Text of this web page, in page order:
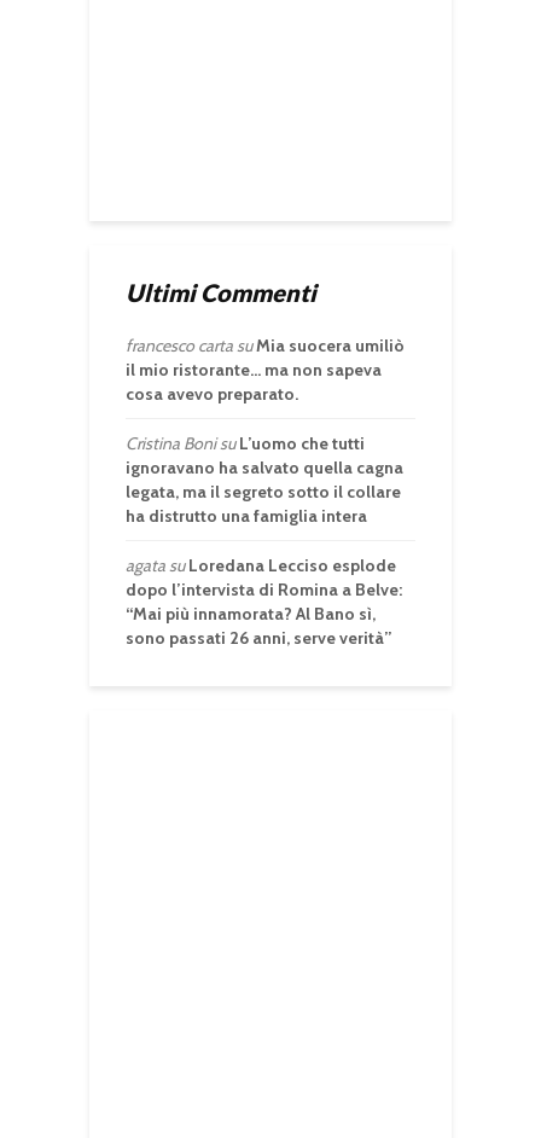
Ultimi Commenti
francesco cartasuMia suocera umiliò
il mio ristorante… ma non sapeva
cosa avevo preparato.
Cristina BonisuL’uomo che tutti
ignoravano ha salvato quella cagna
legata, ma il segreto sotto il collare
ha distrutto una famiglia intera
agatasuLoredana Lecciso esplode
dopo l’intervista di Romina a Belve:
“Mai più innamorata? Al Bano sì,
sono passati 26 anni, serve verità”